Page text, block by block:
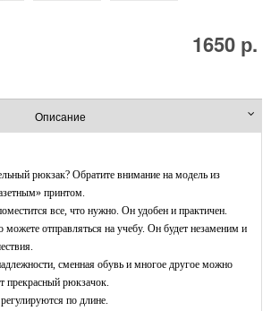
1650 р.
Описание
рюкзак? Обратите внимание на модель из
принтом.
все, что нужно. Он удобен и практичен.
отправляться на учебу. Он будет незаменим и
сменная обувь и многое другое можно
прекрасный рюкзачок.
по длине.